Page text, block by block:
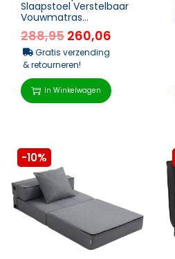
Slaapstoel Verstelbaar
Vouwmatras
Gastenbed In
Corduroy-Optiek, Voor
Slaapkamer, Wo...
288,95 260,06
Gratis verzending
& retourneren!
In Winkelwagen
-10%